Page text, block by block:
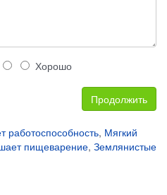
Хорошо
Продолжить
работоспособность, Мягкий
пищеварение, Землянистые